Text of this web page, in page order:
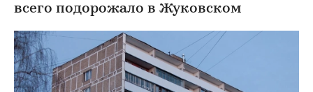
всего подорожало в Жуковском